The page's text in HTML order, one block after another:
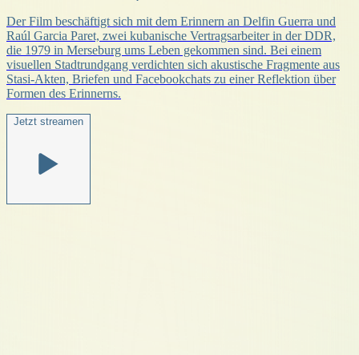
Der Film beschäftigt sich mit dem Erinnern an Delfin Guerra und
Raúl Garcia Paret, zwei kubanische Vertragsarbeiter in der DDR,
die 1979 in Merseburg ums Leben gekommen sind. Bei einem
visuellen Stadtrundgang verdichten sich akustische Fragmente aus
Stasi-Akten, Briefen und Facebookchats zu einer Reflektion über
Formen des Erinnerns.
Jetzt streamen